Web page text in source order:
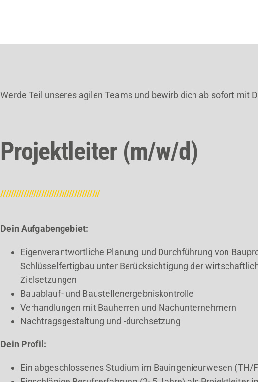
Werde Teil unseres agilen Teams und bewirb dich ab sofort mit
Projektleiter (m/w/d)
///////////////////////////////////////
Dein Aufgabengebiet:
Eigenverantwortliche Planung und Durchführung von
Schlüsselfertigbau unter Berücksichtigung der
Zielsetzungen
Bauablauf- und Baustellenergebniskontrolle
Verhandlungen mit Bauherren und Nachunternehmern
Nachtragsgestaltung und -durchsetzung
Dein Profil:
Ein abgeschlossenes Studium im Bauingenieurwesen (TH/